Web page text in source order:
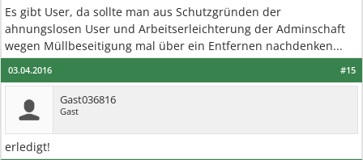
Es gibt User, da sollte man aus Schutzgründen der
ahnungslosen User und Arbeitserleichterung der Adminschaft
wegen Müllbeseitigung mal über ein Entfernen nachdenken...
#15
03.04.2016
Gast036816
Gast
erledigt!